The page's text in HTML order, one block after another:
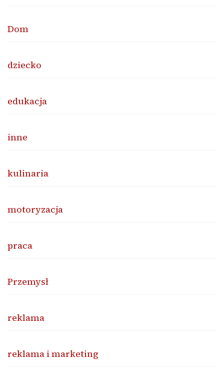
Dom
dziecko
edukacja
inne
kulinaria
motoryzacja
praca
Przemysł
reklama
reklama i marketing